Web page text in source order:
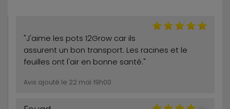
"J'aime les pots 12Grow car ils
assurent un bon transport. Les racines et le
feuilles ont l'air en bonne santé."
Avis ajouté le 22 mai 19h00